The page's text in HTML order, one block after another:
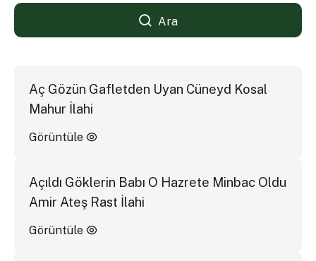
Ara
Aç Gözün Gafletden Uyan Cüneyd Kosal
Mahur İlahi
Görüntüle
Açıldı Göklerin Babı O Hazrete Minbac Oldu
Amir Ateş Rast İlahi
Görüntüle